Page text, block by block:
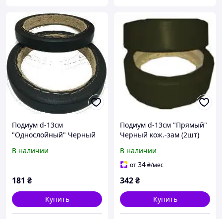
Подиум d-13см
"Однослойный" Черный
В наличии
181 ₴
Купить
Подиум d-13см "Прямый"
Черный кож.-зам (2шт)
В наличии
от34₴/мес
342₴
Купить